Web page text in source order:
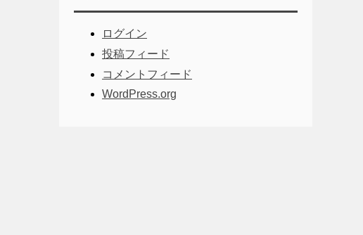
ログイン
投稿フィード
コメントフィード
WordPress.org